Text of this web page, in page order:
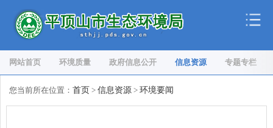
网站首页 环境质量 政府信息公开 信息资源 专题专栏
您当前所在位置： 首页 > 信息资源 > 环境要闻